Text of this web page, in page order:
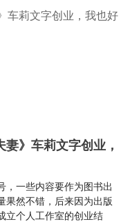
》车莉文字创业，
，一些内容要作为图书出
果然不错，后来因为出版
立个人工作室的创业结